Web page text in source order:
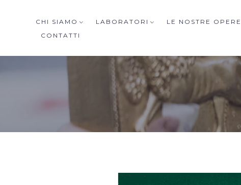
CHI SIAMO LABORATORI
LE NOSTRE OPERE
CONTATTI